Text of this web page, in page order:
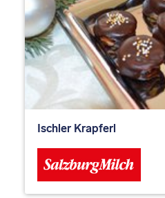
Ischler Krapferl